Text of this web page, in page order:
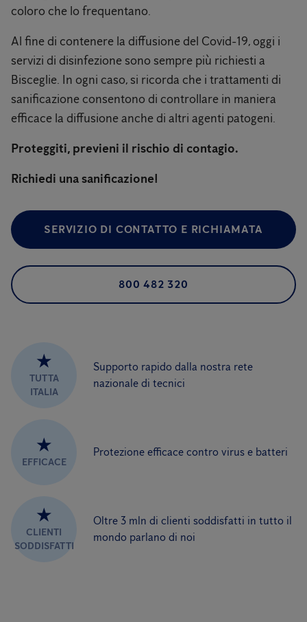
coloro che lo frequentano.
Al fine di contenere la diffusione del Covid-19, oggi i
servizi di disinfezione sono sempre più richiesti a
Bisceglie. In ogni caso, si ricorda che i trattamenti di
sanificazione consentono di controllare in maniera
efficace la diffusione anche di altri agenti patogeni.
Proteggiti, previeni il rischio di contagio.
Richiedi una sanificazione!
SERVIZIO DI CONTATTO E RICHIAMATA
800 482 320
★
TUTTA
ITALIA
Supporto rapido dalla nostra rete
nazionale di tecnici
★
EFFICACE
Protezione efficace contro virus e batteri
★
CLIENTI
SODDISFATTI
Oltre 3 mln di clienti soddisfatti in tutto il
mondo parlano di noi